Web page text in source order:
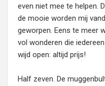
even niet mee te helpen.
de mooie worden mij
geworpen. Eens te meer
vol wonderen die
wijd open: altijd prijs!
Half zeven. De